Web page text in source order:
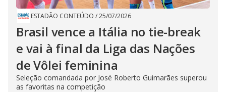
ESTADÃO CONTEÚDO /25/07/2026
Brasil vence a Itália no tie-break
e vai à final da Liga das Nações
de Vôlei feminina
Seleção comandada por José Roberto Guimarães superou
as favoritas na competição